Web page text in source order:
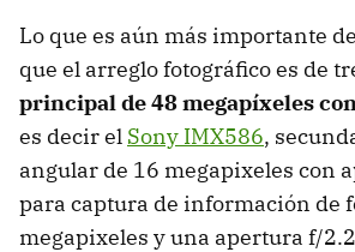
Lo que es aún más importante
que el arreglo fotográfico es de
principal de 48 megapíxeles
es decir el Sony IMX586,
angular de 16 megapixeles con
para captura de información de
megapixeles y una apertura f/